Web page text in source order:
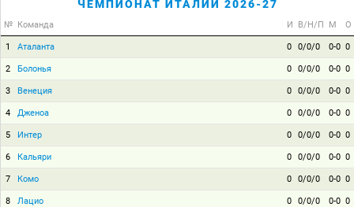
ЧЕМПИОНАТ ИТАЛИИ 2026-27
№ Команда И В/Н/П М О
1 Аталанта 0 0/0/0 0-0 0
2 Болонья 0 0/0/0 0-0 0
3 Венеция 0 0/0/0 0-0 0
4 Дженоа 0 0/0/0 0-0 0
5 Интер 0 0/0/0 0-0 0
6 Кальяри 0 0/0/0 0-0 0
7 Комо 0 0/0/0 0-0 0
8 Лацио 0 0/0/0 0-0 0